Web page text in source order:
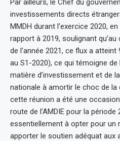
Par ailleurs, le Chef du
investissements directs
MMDH durant l’exercice 2020,
rapport à 2019, soulignant
de l’année 2021, ce flux a
au S1-2020), ce qui témoigne
matière d’investissement et de
nationale à amortir le choc de la
cette réunion a été une
route de l’AMDIE pour la
essentiellement à opter pour un
apporter le soutien adéquat aux